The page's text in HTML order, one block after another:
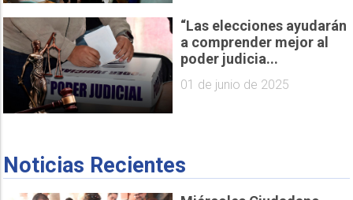
“Las elecciones ayudarán
a comprender mejor al
poder judicia...
01 de junio de 2025
Noticias Recientes